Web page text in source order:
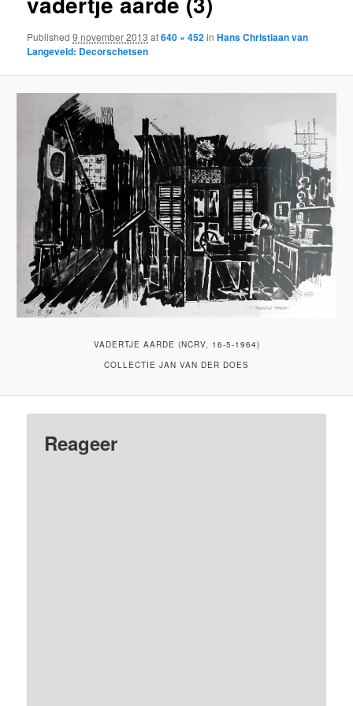
Published9 november 2013 at640 × 452inHans Christiaan van
Langeveld: Decorschetsen
VADERTJE AARDE (NCRV, 16-5-1964)
COLLECTIE JAN VAN DER DOES
Reageer